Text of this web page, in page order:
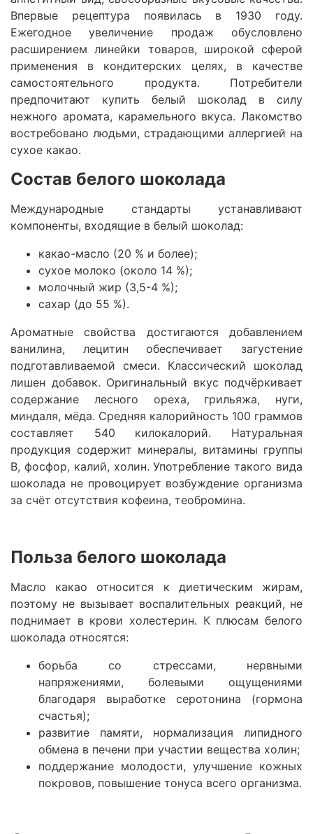
Впервые рецептура появилась в 1930 году.
Ежегодное увеличение продаж обусловлено
расширением линейки товаров, широкой сферой
применения в кондитерских целях, в качестве
самостоятельного продукта. Потребители
предпочитают купить белый шоколад в силу
нежного аромата, карамельного вкуса. Лакомство
востребовано людьми, страдающими аллергией на
сухое какао.
Состав белого шоколада
Международные стандарты устанавливают
компоненты, входящие в белый шоколад:
какао-масло (20 % и более);
сухое молоко (около 14 %);
молочный жир (3,5-4 %);
сахар (до 55 %).
Ароматные свойства достигаются добавлением
ванилина, лецитин обеспечивает загустение
подготавливаемой смеси. Классический шоколад
лишен добавок. Оригинальный вкус подчёркивает
содержание лесного ореха, грильяжа, нуги,
миндаля, мёда. Средняя калорийность 100 граммов
составляет 540 килокалорий. Натуральная
продукция содержит минералы, витамины группы
В, фосфор, калий, холин. Употребление такого вида
шоколада не провоцирует возбуждение организма
за счёт отсутствия кофеина, теобромина.
Польза белого шоколада
Масло какао относится к диетическим жирам,
поэтому не вызывает воспалительных реакций, не
поднимает в крови холестерин. К плюсам белого
шоколада относятся:
борьба со стрессами, нервными
напряжениями, болевыми ощущениями
благодаря выработке серотонина (гормона
счастья);
развитие памяти, нормализация липидного
обмена в печени при участии вещества холин;
поддержание молодости, улучшение кожных
покровов, повышение тонуса всего организма.